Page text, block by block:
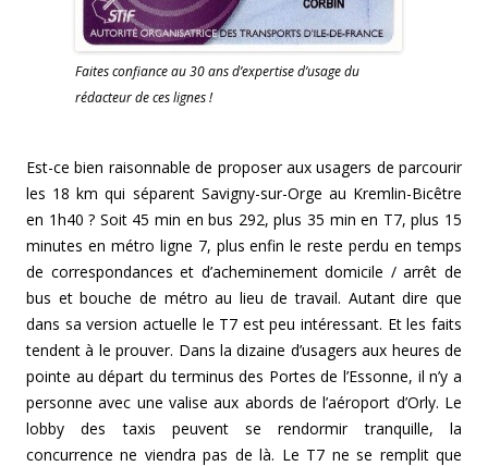
Faites confiance au 30 ans d’expertise d’usage du
rédacteur de ces lignes !
Est-ce bien raisonnable de proposer aux usagers de parcourir
les 18 km qui séparent Savigny-sur-Orge au Kremlin-Bicêtre
en 1h40 ? Soit 45 min en bus 292, plus 35 min en T7, plus 15
minutes en métro ligne 7, plus enfin le reste perdu en temps
de correspondances et d’acheminement domicile / arrêt de
bus et bouche de métro au lieu de travail. Autant dire que
dans sa version actuelle le T7 est peu intéressant. Et les faits
tendent à le prouver. Dans la dizaine d’usagers aux heures de
pointe au départ du terminus des Portes de l’Essonne, il n’y a
personne avec une valise aux abords de l’aéroport d’Orly. Le
lobby des taxis peuvent se rendormir tranquille, la
concurrence ne viendra pas de là. Le T7 ne se remplit que